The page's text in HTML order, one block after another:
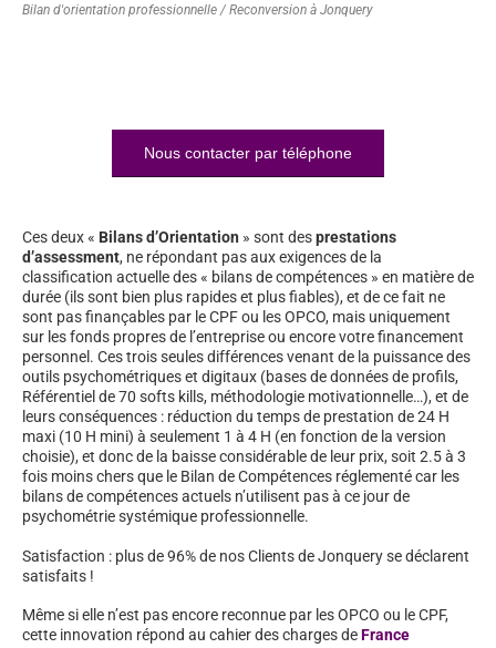
Bilan d'orientation professionnelle / Reconversion à Jonquery
Nous contacter par téléphone
Ces deux « Bilans d’Orientation » sont desprestations
d’assessment, ne répondant pas aux exigences de la
classification actuelle des « bilans de compétences » en matière de
durée (ils sont bien plus rapides et plus fiables), et de ce fait ne
sont pas finançables par le CPF ou les OPCO, mais uniquement
sur les fonds propres de l’entreprise ou encore votre financement
personnel. Ces trois seules différences venant de la puissance des
outils psychométriques et digitaux (bases de données de profils,
Référentiel de 70 softs kills, méthodologie motivationnelle…), et de
leurs conséquences : réduction du temps de prestation de 24 H
maxi (10 H mini) à seulement 1 à 4 H (en fonction de la version
choisie), et donc de la baisse considérable de leur prix, soit 2.5 à 3
fois moins chers que le Bilan de Compétences réglementé car les
bilans de compétences actuels n’utilisent pas à ce jour de
psychométrie systémique professionnelle.
Satisfaction : plus de 96% de nos Clients de Jonquery se déclarent
satisfaits !
Même si elle n’est pas encore reconnue par les OPCO ou le CPF,
cette innovation répond au cahier des charges deFrance